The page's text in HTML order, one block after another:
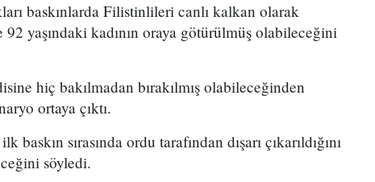
baskınlarda Filistinlileri canlı kalkan olarak
92 yaşındaki kadının oraya götürülmüş olabileceğini
hiç bakılmadan bırakılmış olabileceğinden
ortaya çıktı.
sırasında ordu tarafından dışarı çıkarıldığını
söyledi.